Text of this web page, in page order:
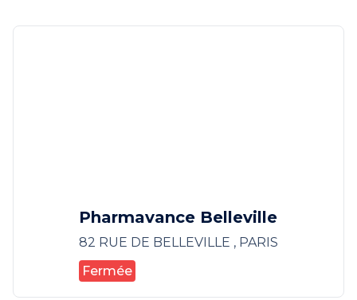
Pharmavance Belleville
82 RUE DE BELLEVILLE , PARIS
Fermée